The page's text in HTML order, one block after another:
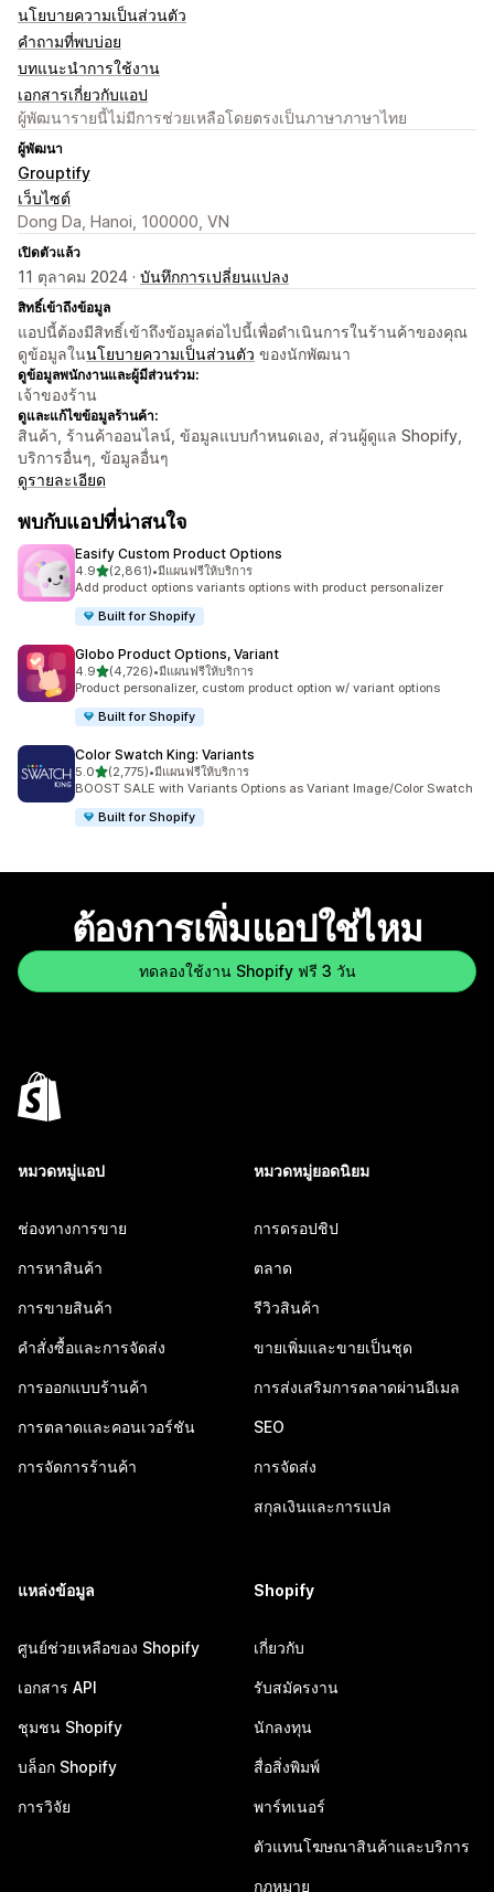
นโยบายความเป็นส่วนตัว
คำถามที่พบบ่อย
บทแนะนำการใช้งาน
เอกสารเกี่ยวกับแอป
ผู้พัฒนารายนี้ไม่มีการช่วยเหลือโดยตรงเป็นภาษาภาษาไทย
ผู้พัฒนา
Grouptify
เว็บไซต์
Dong Da, Hanoi, 100000, VN
เปิดตัวแล้ว
11 ตุลาคม 2024 · บันทึกการเปลี่ยนแปลง
สิทธิ์เข้าถึงข้อมูล
แอปนี้ต้องมีสิทธิ์เข้าถึงข้อมูลต่อไปนี้เพื่อดำเนินการในร้านค้าของคุณ
ดูข้อมูลในนโยบายความเป็นส่วนตัว ของนักพัฒนา
ดูข้อมูลพนักงานและผู้มีส่วนร่วม:
เจ้าของร้าน
ดูและแก้ไขข้อมูลร้านค้า:
สินค้า, ร้านค้าออนไลน์, ข้อมูลแบบกำหนดเอง, ส่วนผู้ดูแล Shopify,
บริการอื่นๆ, ข้อมูลอื่นๆ
ดูรายละเอียด
พบกับแอปที่น่าสนใจ
Easify Custom Product Options
4.9เต็ม 5 ดาว
(2,861)
ทั้งหมด 2861 รีวิว
•มีแผนฟรีให้บริการ
Add product options variants options with product personalizer
Built for Shopify
Globo Product Options, Variant
4.9เต็ม 5 ดาว
(4,726)
ทั้งหมด 4726 รีวิว
•มีแผนฟรีให้บริการ
Product personalizer, custom product option w/ variant options
Built for Shopify
Color Swatch King: Variants
5.0เต็ม 5 ดาว
(2,775)
ทั้งหมด 2775 รีวิว
•มีแผนฟรีให้บริการ
BOOST SALE with Variants Options as Variant Image/Color Swatch
Built for Shopify
ต้องการเพิ่มแอปใช่ไหม
ทดลองใช้งาน Shopify ฟรี 3 วัน
หมวดหมู่แอป
ช่องทางการขาย
การหาสินค้า
การขายสินค้า
คำสั่งซื้อและการจัดส่ง
การออกแบบร้านค้า
การตลาดและคอนเวอร์ชัน
การจัดการร้านค้า
หมวดหมู่ยอดนิยม
การดรอปชิป
ตลาด
รีวิวสินค้า
ขายเพิ่มและขายเป็นชุด
การส่งเสริมการตลาดผ่านอีเมล
SEO
การจัดส่ง
สกุลเงินและการแปล
แหล่งข้อมูล
ศูนย์ช่วยเหลือของ Shopify
เอกสาร API
ชุมชน Shopify
บล็อก Shopify
การวิจัย
Shopify
เกี่ยวกับ
รับสมัครงาน
นักลงทุน
สื่อสิ่งพิมพ์
พาร์ทเนอร์
ตัวแทนโฆษณาสินค้าและบริการ
กฎหมาย